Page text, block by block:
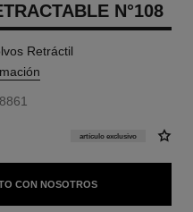
N°108
Retráctil
artículo exclusivo
CON NOSOTROS